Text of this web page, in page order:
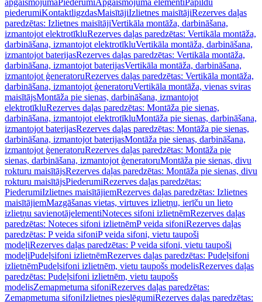
apgaismojumaPiederumiApgaismojuma elementiPapildu
piederumiKontaktligzdasMaisītājiIzlietnes maisītājiRezerves daļas
paredzētas: Izlietnes maisītājiVertikāla montāža, darbināšana,
izmantojot elektrotīkluRezerves daļas paredzētas: Vertikāla montāža,
darbināšana, izmantojot elektrotīkluVertikāla montāža, darbināšana,
izmantojot baterijasRezerves daļas paredzētas: Vertikāla montāža,
darbināšana, izmantojot baterijasVertikāla montāža, darbināšana,
izmantojot ģeneratoruRezerves daļas paredzētas: Vertikāla montāža,
darbināšana, izmantojot ģeneratoruVertikāla montāža, vienas sviras
maisītājsMontāža pie sienas, darbināšana, izmantojot
elektrotīkluRezerves daļas paredzētas: Montāža pie sienas,
darbināšana, izmantojot elektrotīkluMontāža pie sienas, darbināšana,
izmantojot baterijasRezerves daļas paredzētas: Montāža pie sienas,
darbināšana, izmantojot baterijasMontāža pie sienas, darbināšana,
izmantojot ģeneratoruRezerves daļas paredzētas: Montāža pie
sienas, darbināšana, izmantojot ģeneratoruMontāža pie sienas, divu
rokturu maisītājsRezerves daļas paredzētas: Montāža pie sienas, divu
rokturu maisītājsPiederumiRezerves daļas paredzētas:
PiederumiIzlietnes maisītājiemRezerves daļas paredzētas: Izlietnes
maisītājiemMazgāšanas vietas, virtuves izlietņu, ierīču un lieto
izlietņu savienotājelementiNoteces sifoni izlietnēmRezerves daļas
paredzētas: Noteces sifoni izlietnēmP veida sifoniRezerves daļas
paredzētas: P veida sifoniP veida sifoni, vietu taupoši
modeļiRezerves daļas paredzētas: P veida sifoni, vietu taupoši
modeļiPudeļsifoni izlietnēmRezerves daļas paredzētas: Pudeļsifoni
izlietnēmPudeļsifoni izlietnēm, vietu taupošs modelisRezerves daļas
paredzētas: Pudeļsifoni izlietnēm, vietu taupošs
modelisZemapmetuma sifoniRezerves daļas paredzētas:
Zemapmetuma sifoniIzlietnes pieslēgumiRezerves daļas paredzētas: